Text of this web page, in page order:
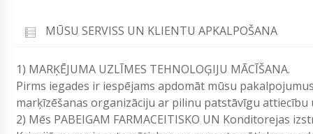
MŪSU SERVISS UN KLIENTU APKALPOŠANA
1) MARĶĒJUMA UZLĪMES TEHNOLOĢIJU MĀCĪŠANA.
Pirms iegades ir iespējams apdomāt mūsu
marķīzēšanas organizāciju ar pilinu patstāvīgu attiecību
2) Mēs PABEIGAM FARMACEITISKO UN Konditorejas